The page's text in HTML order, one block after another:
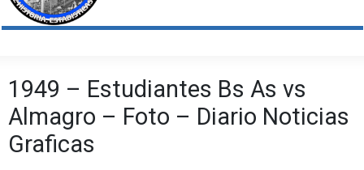
1949 – Estudiantes Bs As vs
Almagro – Foto – Diario Noticias
Graficas